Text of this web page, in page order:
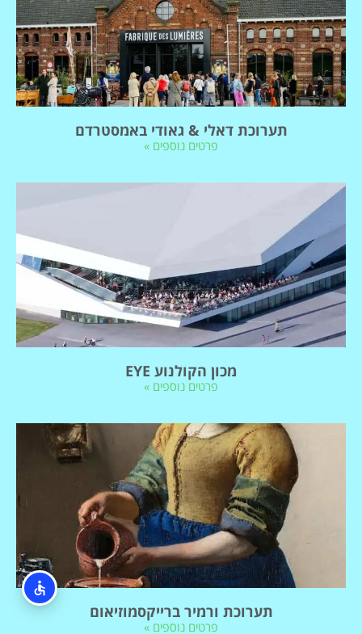
תערוכת דאלי & גאודי באמסטרדם
פרטים נוספים »
מכון הקולנוע EYE
פרטים נוספים »
תערוכת ורמיר ברייקסמוזיאום
פרטים נוספים »